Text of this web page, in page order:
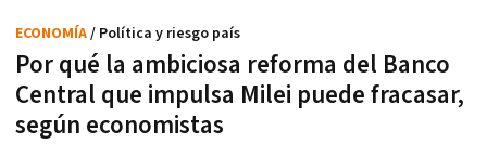
Por qué la ambiciosa reforma del Banco
Central que impulsa Milei puede fracasar,
según economistas
ECONOMÍA/ Política y riesgo país